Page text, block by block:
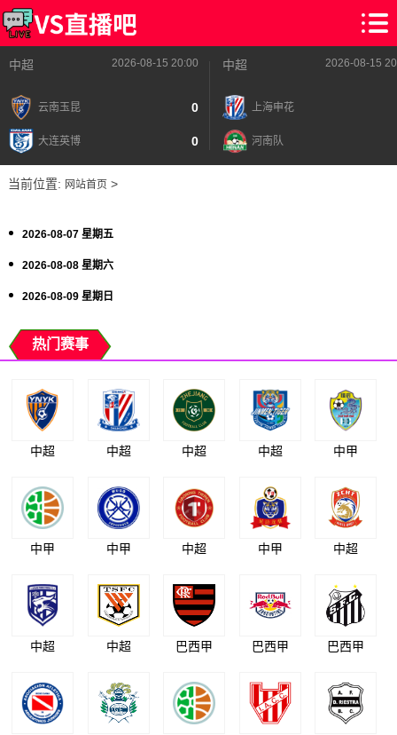
中超 2026-08-15 20:00
云南玉昆 0
大连英博 0
中超 2026-08-15
上海申花
河南队
当前位置: 网站首页>
2026-08-07 星期五
2026-08-08 星期六
2026-08-09 星期日
热门赛事
中超 中超 中超 中超 中甲
中甲 中甲 中超 中甲 中超
中超 中超 巴西甲 巴西甲 巴西甲